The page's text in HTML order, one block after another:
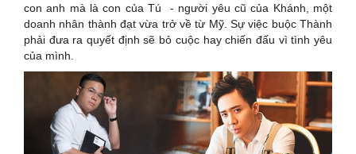
con anh mà là con của Tú - người yêu cũ của Khánh, một
doanh nhân thành đạt vừa trở về từ Mỹ. Sự việc buộc Thành
phải đưa ra quyết định sẽ bỏ cuộc hay chiến đấu vì tình yêu
của mình.